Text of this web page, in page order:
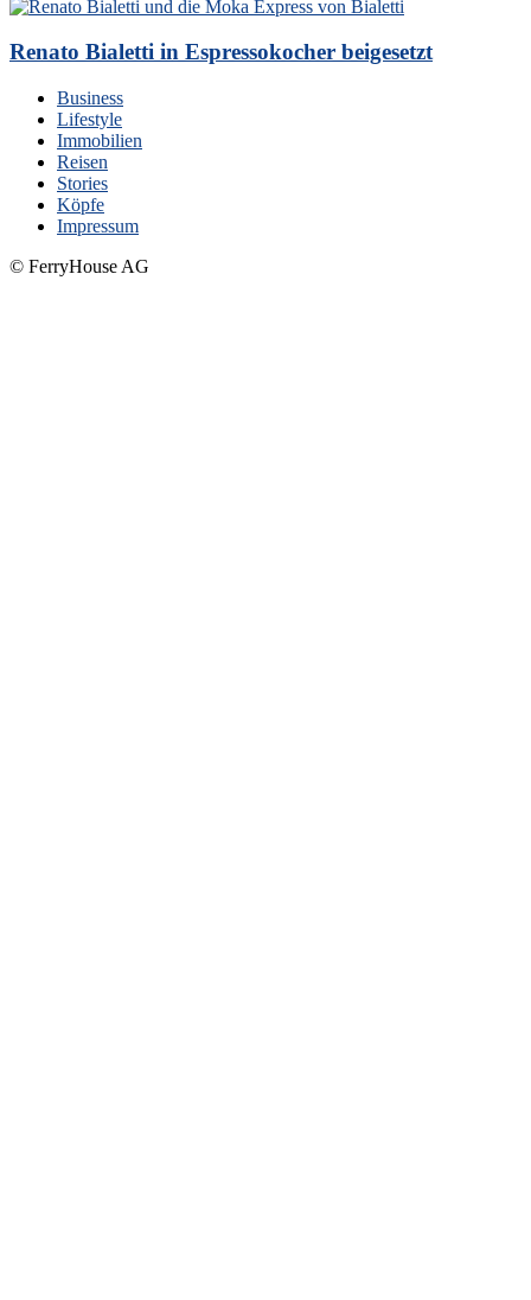
Renato Bialetti in Espressokocher beigesetzt
Business
Lifestyle
Immobilien
Reisen
Stories
Köpfe
Impressum
© FerryHouse AG